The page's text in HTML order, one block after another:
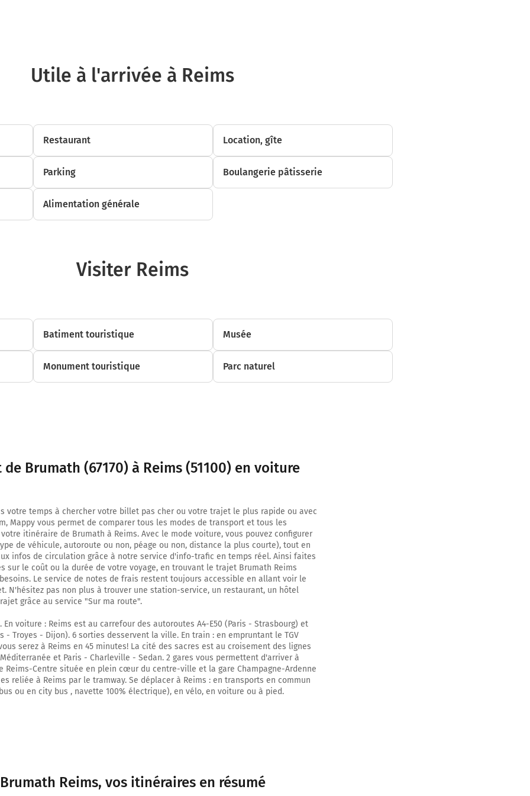
A4
Strasbourg
à droite et rejoindre A4. Continuer sur 134 kilomètres
Payer 10,40 € (Péage Loupershouse)
Payer 4,80 € (Péage Saint-Avold)
à droite et rejoindre A4. Continuer sur 183 kilomètres
Autoroute de l'Est
à droite et rejoindre A34. Continuer sur 2,1 kilomètres
A34
E46
CHARLEROI
CHARLEVILLE-M.
REIMS-CENTRE
CORMONTREUIL
Payer 17,00 € (Péage Reims (Taissy))
km
A344 sur 4 kilomètres
A344
km
Utile à l'arrivée à Reims
Restaurant Location, gîte
Parking Boulangerie pâtisserie
Alimentation générale
Visiter Reims
Batiment touristique Musée
Monument touristique Parc naturel
de Brumath (67170) à Reims (51100) en voiture
votre temps à chercher votre billet pas cher ou votre trajet le plus rapide ou avec
Mappy vous permet de comparer tous les modes de transport et tous les
itinéraire de Brumath à Reims. Avec le mode voiture, vous pouvez configurer
de véhicule, autoroute ou non, péage ou non, distance la plus courte), tout en
infos de circulation grâce à notre service d'info-trafic en temps réel. Ainsi faites
sur le coût ou la durée de votre voyage, en trouvant le trajet Brumath Reims
Le service de notes de frais restent toujours accessible en allant voir le
N'hésitez pas non plus à trouver une station-service, un restaurant, un hôtel
grâce au service "Sur ma route".
En voiture : Reims est au carrefour des autoroutes A4-E50 (Paris - Strasbourg) et
- Troyes - Dijon). 6 sorties desservent la ville. En train : en empruntant le TGV
serez à Reims en 45 minutes! La cité des sacres est au croisement des lignes
et Paris - Charleville - Sedan. 2 gares vous permettent d'arriver à
Reims-Centre située en plein cœur du centre-ville et la gare Champagne-Ardenne
reliée à Reims par le tramway. Se déplacer à Reims : en transports en commun
ou en city bus , navette 100% électrique), en vélo, en voiture ou à pied.
Brumath Reims, vos itinéraires en résumé